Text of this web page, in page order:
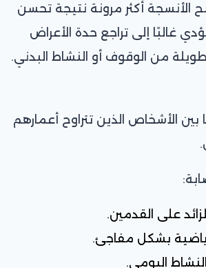
الأنسجة أكثر مرونة نتيجة تحسن
غالبًا إلى تراجع حدة الأعراض
من الوقوف أو النشاط البدني.
بين الأشخاص الذين تتراوح أعمارهم
على القدمين.
بشكل مفاجئ.
اليومي.